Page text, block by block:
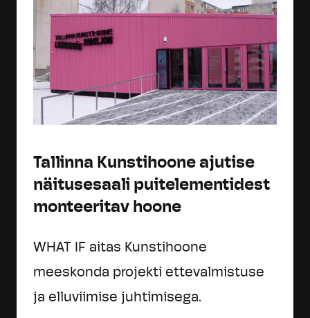
Tallinna Kunstihoone ajutise
näitusesaali puitelementidest
monteeritav hoone
WHAT IF aitas Kunstihoone
meeskonda projekti ettevalmistuse
ja elluviimise juhtimisega.